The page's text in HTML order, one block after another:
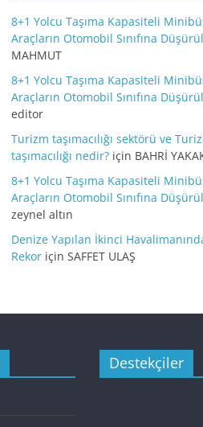
8+1 Yolcu Taşıma Kapasiteli
Araçların Otomobil Sınıfına
MAHMUT
8+1 Yolcu Taşıma Kapasiteli
Araçların Otomobil Sınıfına
editor
Turizm taşımacılığı sektörü ve
taşımacılığı nedir? için BAHRİ
8+1 Yolcu Taşıma Kapasiteli
Araçların Otomobil Sınıfına
zeynel altın
Denize Yapılan İkinci
Rekor için SAFFET ULAŞ
Destekçiler